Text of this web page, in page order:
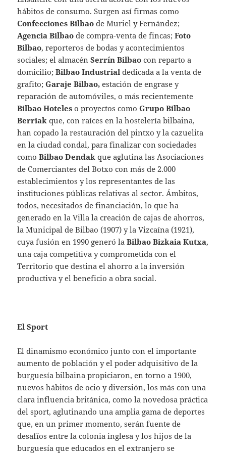
hábitos de consumo. Surgen así firmas como
Confecciones Bilbaode Muriel y Fernández;
Agencia Bilbao de compra-venta de fincas;Foto
Bilbao, reporteros de bodas y acontecimientos
sociales; el almacénSerrín Bilbao con reparto a
domicilio;Bilbao Industrial dedicada a la venta de
grafito;Garaje Bilbao, estación de engrase y
reparación de automóviles, o más recientemente
Bilbao Hoteles o proyectos comoGrupo Bilbao
Berriak que, con raíces en la hostelería bilbaina,
han copado la restauración del pintxo y la cazuelita
en la ciudad condal, para finalizar con sociedades
comoBilbao Dendak que aglutina las Asociaciones
de Comerciantes del Botxo con más de 2.000
establecimientos y los representantes de las
instituciones públicas relativas al sector. Ámbitos,
todos, necesitados de financiación, lo que ha
generado en la Villa la creación de cajas de ahorros,
la Municipal de Bilbao (1907) y la Vizcaína (1921),
cuya fusión en 1990 generó laBilbao Bizkaia Kutxa,
una caja competitiva y comprometida con el
Territorio que destina el ahorro a la inversión
productiva y el beneficio a obra social.
El Sport
El dinamismo económico junto con el importante
aumento de población y el poder adquisitivo de la
burguesía bilbaina propiciaron, en torno a 1900,
nuevos hábitos de ocio y diversión, los más con una
clara influencia británica, como la novedosa práctica
del sport, aglutinando una amplia gama de deportes
que, en un primer momento, serán fuente de
desafíos entre la colonia inglesa y los hijos de la
burguesía que educados en el extranjero se